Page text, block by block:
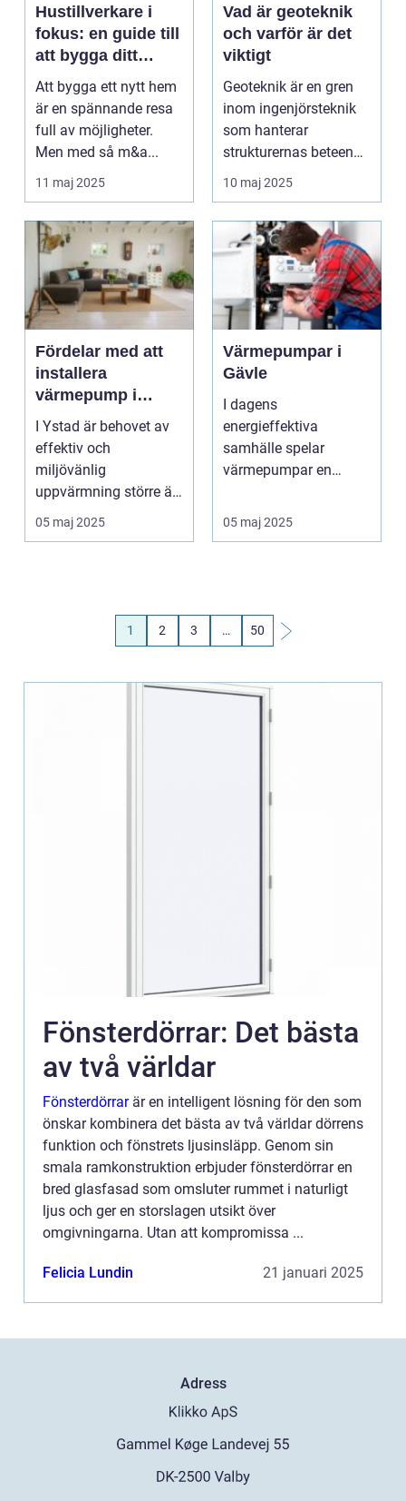
Hustillverkare i
fokus: en guide till
att bygga ditt
drömhus
Att bygga ett nytt hem
är en spännande resa
full av möjligheter.
Men med så m&a...
11 maj 2025
Vad är geoteknik
och varför är det
viktigt
Geoteknik är en gren
inom ingenjörsteknik
som hanterar
strukturernas beteende
i samband me...
10 maj 2025
Fördelar med att
installera
värmepump i
Ystad
I Ystad är behovet av
effektiv och
miljövänlig
uppvärmning större än
n...
05 maj 2025
Värmepumpar i
Gävle
I dagens
energieffektiva
samhälle spelar
värmepumpar en
S&a...
05 maj 2025
1 2 3 … 50
Fönsterdörrar: Det bästa
av två världar
Fönsterdörrarär en intelligent lösning för den som
önskar kombinera det bästa av två världar dörrens
funktion och fönstrets ljusinsläpp. Genom sin
smala ramkonstruktion erbjuder fönsterdörrar en
bred glasfasad som omsluter rummet i naturligt
ljus och ger en storslagen utsikt över
omgivningarna. Utan att kompromissa ...
Felicia Lundin 21 januari 2025
Adress